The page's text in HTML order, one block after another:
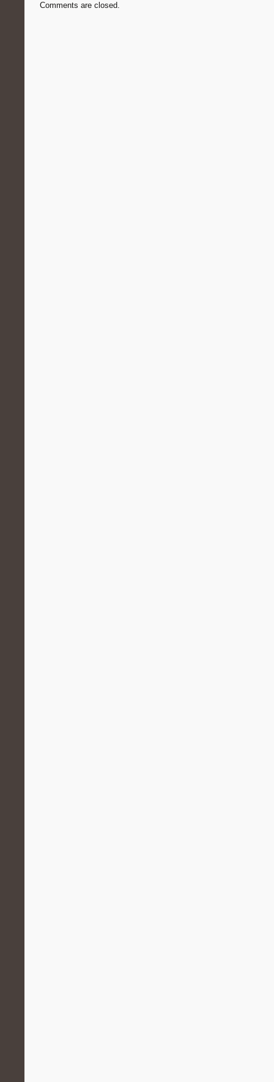
Comments are closed.